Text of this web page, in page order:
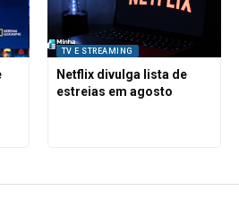
TV E STREAMING
Netflix divulga lista de
estreias em agosto